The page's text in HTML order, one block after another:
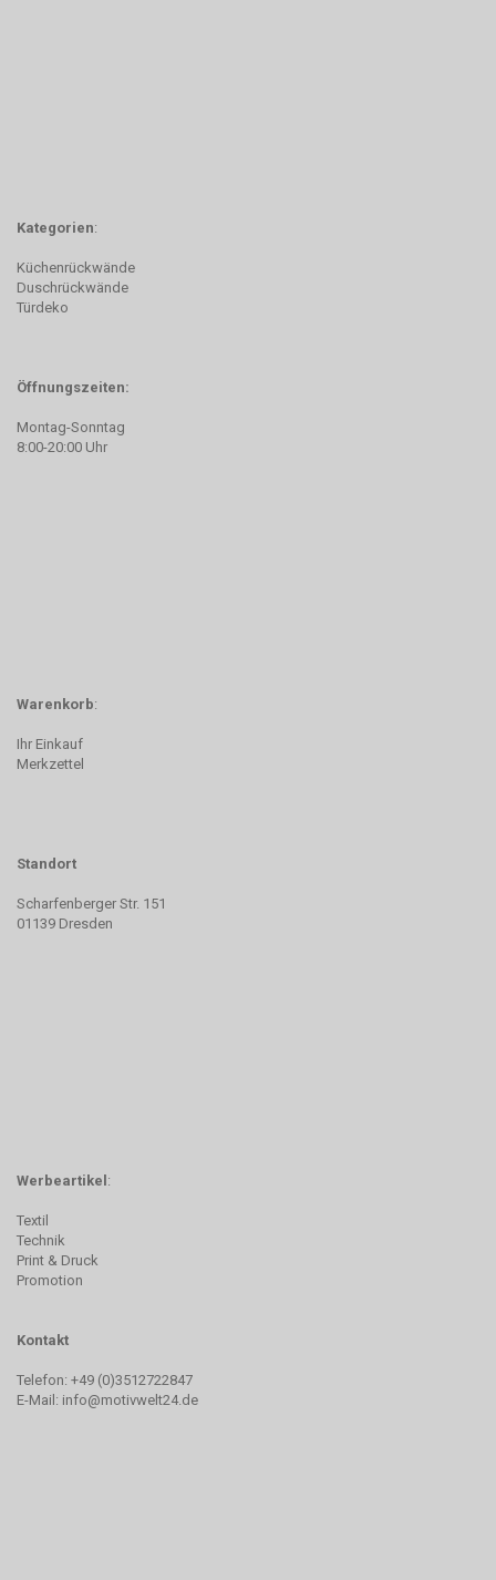
Kategorien:
Küchenrückwände
Duschrückwände
Türdeko
Öffnungszeiten:
Montag-Sonntag
8:00-20:00 Uhr
Warenkorb:
Ihr Einkauf
Merkzettel
Standort
Scharfenberger Str. 151
01139 Dresden
Werbeartikel :
Textil
Technik
Print & Druck
Promotion
Kontakt
Telefon: +49 (0)3512722847
E-Mail: info@motivwelt24.de